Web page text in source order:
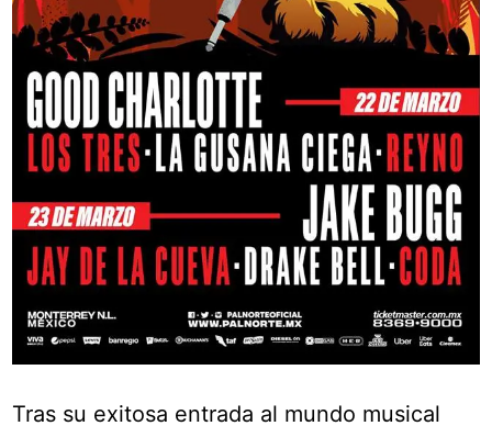
Tras su exitosa entrada al mundo musical